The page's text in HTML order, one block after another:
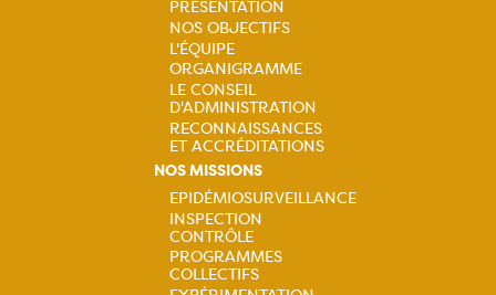
Navigation
principale
PRÉSENTATION
NOS OBJECTIFS
L'ÉQUIPE
ORGANIGRAMME
LE CONSEIL
D'ADMINISTRATION
RECONNAISSANCES
ET ACCRÉDITATIONS
NOS MISSIONS
Navigation
principale
EPIDÉMIOSURVEILLANCE
INSPECTION
CONTRÔLE
PROGRAMMES
COLLECTIFS